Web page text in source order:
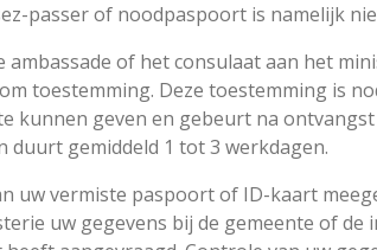
passer of noodpaspoort is namelijk
ambassade of het consulaat aan het
toestemming. Deze toestemming is
kunnen geven en gebeurt na ontvangst
duurt gemiddeld 1 tot 3 werkdagen.
uw vermiste paspoort of ID-kaart
uw gegevens bij de gemeente of de